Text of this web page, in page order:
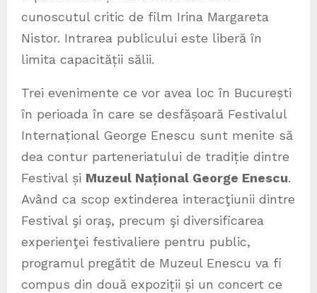
cunoscutul critic de film Irina Margareta
Nistor. Intrarea publicului este liberă în
limita capacității sălii.
Trei evenimente ce vor avea loc în București
în perioada în care se desfășoară Festivalul
Internațional George Enescu sunt menite să
dea contur parteneriatului de tradiție dintre
Festival și Muzeul Național George Enescu.
Având ca scop extinderea interacţiunii dintre
Festival şi oraş, precum şi diversificarea
experienţei festivaliere pentru public,
programul pregătit de Muzeul Enescu va fi
compus din două expoziții și un concert ce